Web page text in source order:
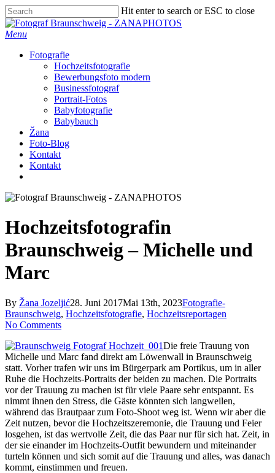
Skip
to
main
Hit enter to search or ESC to close
Close
Search
Menu
Fotografie
Hochzeitsfotografie
Bewerbungsfoto modern
Businessfotograf
Portrait-Fotos
Babyfotografie
Babybauch
Žana
Foto-Blog
Kontakt
Kontakt
Hochzeitsfotografin
Braunschweig – Michelle und
Marc
By Žana Jozeljić28. Juni 2017Mai 13th, 2023Fotografie-
Braunschweig, Hochzeitsfotografie, Hochzeitsreportagen
No Comments
Die freie Trauung von
Michelle und Marc fand direkt am Löwenwall in Braunschweig
statt. Vorher trafen wir uns im Bürgerpark am Portikus, um in aller
Ruhe die Hochzeits-Portraits der beiden zu machen. Die Portraits
vor der Trauung zu machen ist für viele Paare sehr entspannt. Es
nimmt ihnen den Stress, die Gäste könnten sich langweilen,
während das Brautpaar zum Foto-Shoot weg ist. Wenn wir aber die
Zeit nutzen, bevor die Hochzeitszeremonie, die Trauung und Feier
losgehen, ist das wertvolle Zeit, die das Paar nur für sich hat. Zeit, in
der sie einander im Hochzeits-Outfit bewundern und miteinander
turteln können und sich somit auf die Trauung und alles, was danach
kommt, einstimmen und freuen.